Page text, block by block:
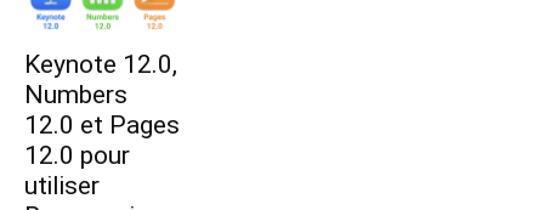
Keynote 12.0,
Numbers
12.0 et Pages
12.0 pour
utiliser